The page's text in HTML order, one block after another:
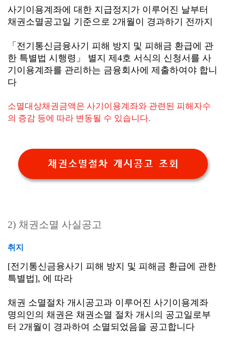
사기이용계좌에 대한 지급정지가 이루어진 날부터
채권소멸공고일 기준으로 2개월이 경과하기 전까지
「전기통신금융사기 피해 방지 및 피해금 환급에 관
한 특별법 시행령」 별지 제4호 서식의 신청서를 사
기이용계좌를 관리하는 금융회사에 제출하여야 합니
다
소멸대상채권금액은 사기이용계좌와 관련된 피해자수
의 증감 등에 따라 변동될 수 있습니다.
채권소멸절차 개시공고 조회
2) 채권소멸 사실공고
취지
[전기통신금융사기 피해 방지 및 피해금 환급에 관한
특별법], 에 따라
채권 소멸절차 개시공고과 이루어진 사기이용계좌
명의인의 채권은 채권소멸 절차 개시의 공고일로부
터 2개월이 경과하여 소멸되었음을 공고합니다